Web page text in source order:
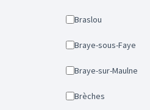
Braslou
Braye-sous-Faye
Braye-sur-Maulne
Brèches